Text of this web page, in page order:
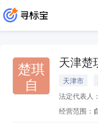
楚琪
自
天津楚
天津市
法定代表人：
经营范围：